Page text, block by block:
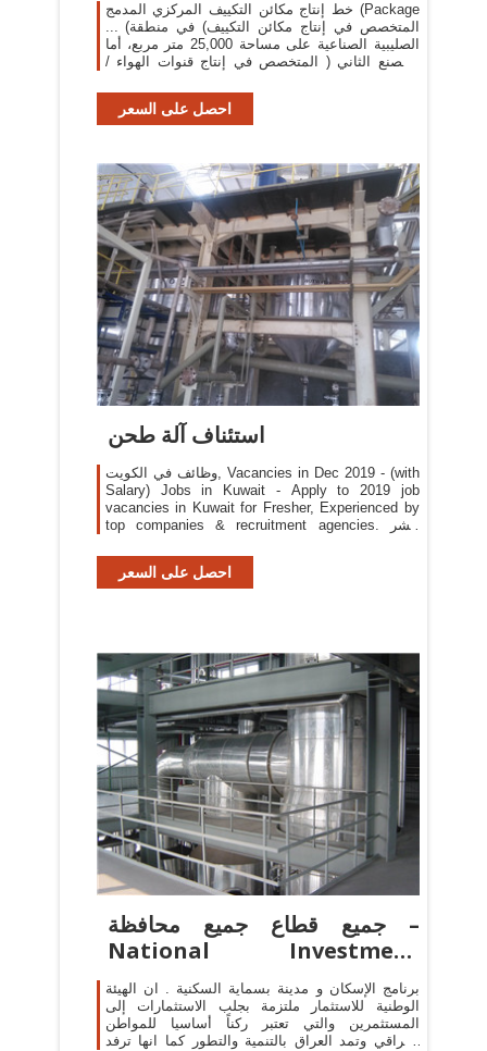
خط إنتاج مكائن التكييف المركزي المدمج (Package
... (المتخصص في إنتاج مكائن التكييف) في منطقة
الصليبية الصناعية على مساحة 25,000 متر مربع، أما
المصنع الثاني ( المتخصص في إنتاج قنوات الهواء /
احصل على السعر
استئناف آلة طحن
وظائف في الكويت, Vacancies in Dec 2019 - (with
Salary) Jobs in Kuwait - Apply to 2019 job
vacancies in Kuwait for Fresher, Experienced by
top companies & recruitment agencies. انشر
احصل على السعر
جميع قطاع جميع محافظة –
National Investment
Commission
برنامج الإسكان و مدينة بسماية السكنية . ان الهيئة
الوطنية للاستثمار ملتزمة بجلب الاستثمارات إلى
المستثمرين والتي تعتبر ركناً أساسيا للمواطن
العراقي وتمد العراق بالتنمية والتطور كما انها ترفد